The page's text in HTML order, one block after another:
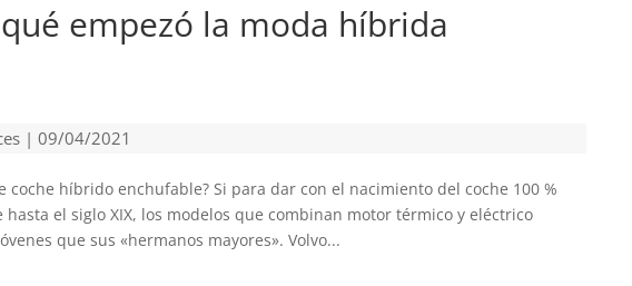
empezó la moda híbrida
|09/04/2021
coche híbrido enchufable? Si para dar con el nacimiento del coche 100 %
el siglo XIX, los modelos que combinan motor térmico y eléctrico
que sus «hermanos mayores». Volvo...